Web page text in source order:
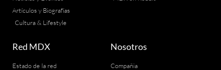
Artículos y Biografías
Cultura & Lifestyle
Red MDX
Estado de la red
Nosotros
Compañia